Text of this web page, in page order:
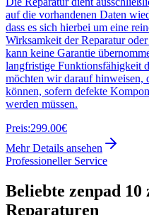
auf die vorhandenen Daten
dass es sich hierbei um eine
Wirksamkeit der Reparatur
kann keine Garantie
langfristige Funktionsfähigkeit
möchten wir darauf hinweisen,
können, sofern defekte
werden müssen.
Preis:299.00€
Mehr Details ansehen
Professioneller Service
Beliebte zenpad 10
Reparaturen